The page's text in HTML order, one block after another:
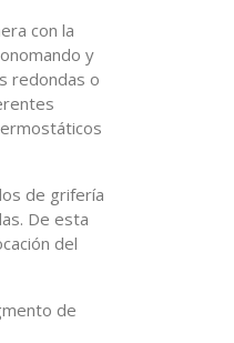
con la
y
redondas o
de grifería
De esta
del
de